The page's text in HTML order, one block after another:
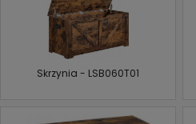
Skrzynia - LSB060T01